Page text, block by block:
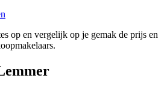
op en vergelijk op je gemak de prijs en